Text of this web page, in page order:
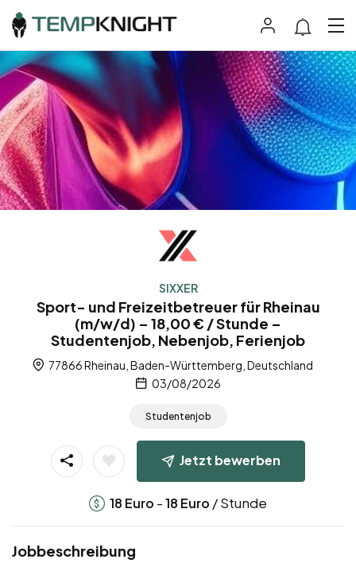
SIXXER
Sport- und Freizeitbetreuer für Rheinau
(m/w/d) – 18,00 € / Stunde –
Studentenjob, Nebenjob, Ferienjob
77866 Rheinau, Baden-Württemberg, Deutschland
03/08/2026
Studentenjob
Jetzt bewerben
18 Euro -18 Euro / Stunde
Jobbeschreibung